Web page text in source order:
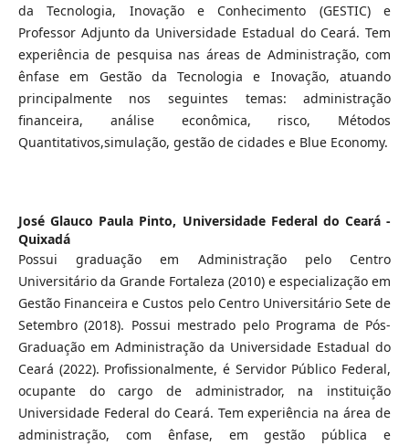
da Tecnologia, Inovação e Conhecimento (GESTIC) e
Professor Adjunto da Universidade Estadual do Ceará. Tem
experiência de pesquisa nas áreas de Administração, com
ênfase em Gestão da Tecnologia e Inovação, atuando
principalmente nos seguintes temas: administração
financeira, análise econômica, risco, Métodos
Quantitativos,simulação, gestão de cidades e Blue Economy.
José Glauco Paula Pinto, Universidade Federal do Ceará -
Quixadá
Possui graduação em Administração pelo Centro
Universitário da Grande Fortaleza (2010) e especialização em
Gestão Financeira e Custos pelo Centro Universitário Sete de
Setembro (2018). Possui mestrado pelo Programa de Pós-
Graduação em Administração da Universidade Estadual do
Ceará (2022). Profissionalmente, é Servidor Público Federal,
ocupante do cargo de administrador, na instituição
Universidade Federal do Ceará. Tem experiência na área de
administração, com ênfase, em gestão pública e